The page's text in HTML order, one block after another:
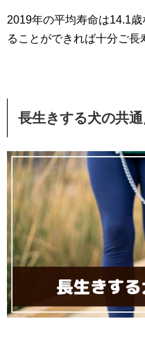
2019年の平均寿命は14.1
ることができれば十分ご長
長生きする犬の共